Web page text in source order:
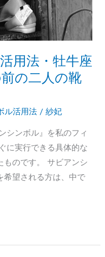
用法・牡牛座
の二人の靴
ル活用法/ 紗妃
ンボル』を私のフィ
に実行できる具体的な
ものです。 サビアンシ
希望される方は、中で